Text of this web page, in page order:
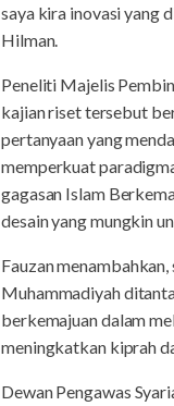
saya kira inovasi yang
Hilman.
Peneliti Majelis
kajian riset tersebut
pertanyaan yang
memperkuat
gagasan Islam
desain yang mungkin
Fauzan
Muhammadiyah
berkemajuan dalam
meningkatkan kiprah
Dewan Pengawas